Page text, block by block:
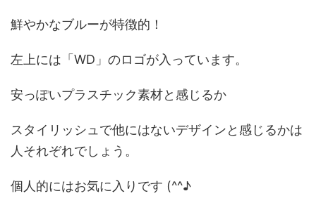
鮮やかなブルーが特徴的！
左上には「WD」のロゴが入っています。
安っぽいプラスチック素材と感じるか
スタイリッシュで他にはないデザインと感じるかは
人それぞれでしょう。
個人的にはお気に入りです (^^♪